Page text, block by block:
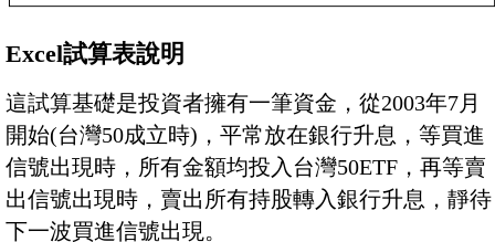
Excel試算表說明
這試算基礎是投資者擁有一筆資金，從2003年7月
開始(台灣50成立時)，平常放在銀行升息，等買進
信號出現時，所有金額均投入台灣50ETF，再等賣
出信號出現時，賣出所有持股轉入銀行升息，靜待
下一波買進信號出現。